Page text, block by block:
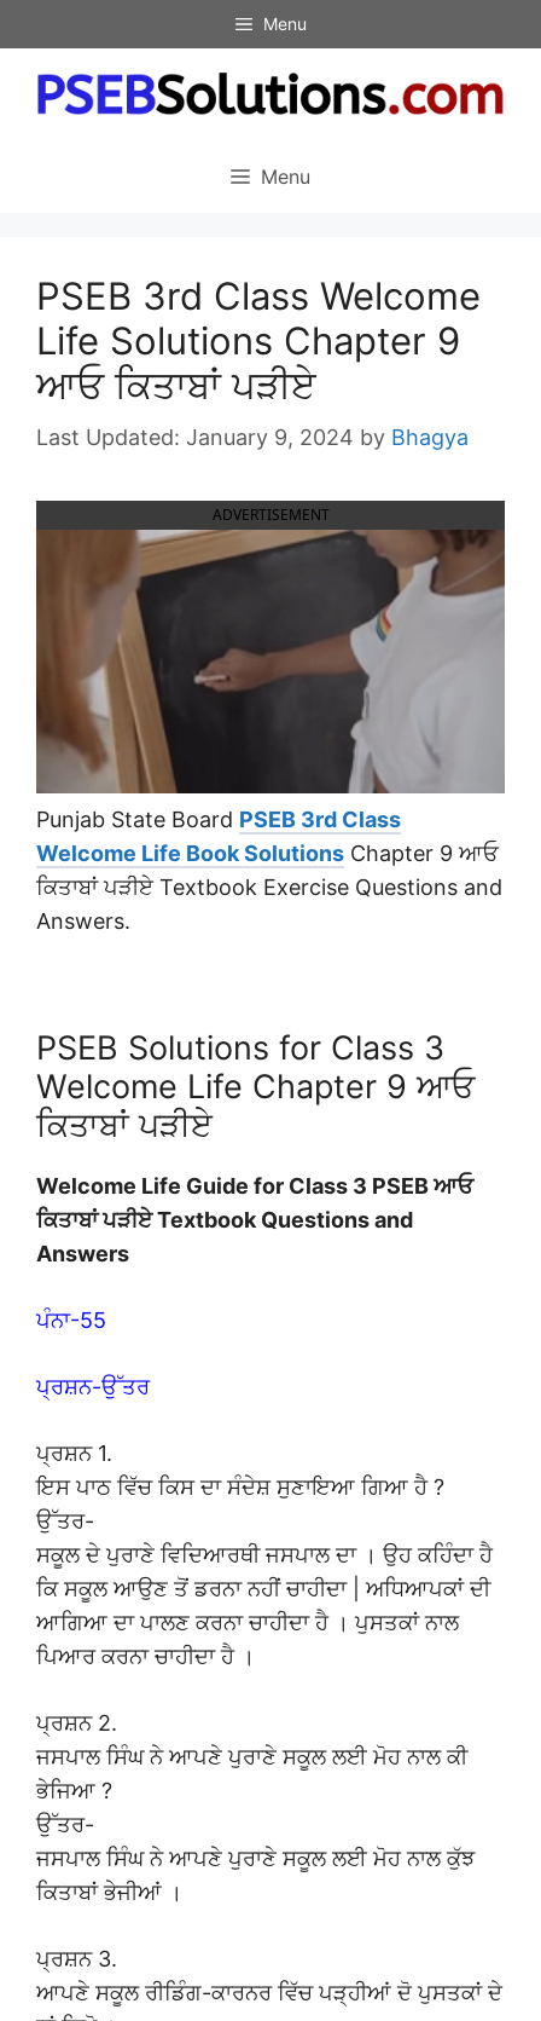
to
content
Menu
Menu
PSEB 3rd Class Welcome
Life Solutions Chapter 9
ਆਓ ਕਿਤਾਬਾਂ ਪੜੀਏ
January 9, 2024 by Bhagya
ADVERTISEMENT
Punjab State Board PSEB 3rd Class
Welcome Life Book Solutions Chapter 9 ਆਓ
ਕਿਤਾਬਾਂ ਪੜੀਏ Textbook Exercise Questions and
Answers.
PSEB Solutions for Class 3
Welcome Life Chapter 9 ਆਓ
ਕਿਤਾਬਾਂ ਪੜੀਏ
Welcome Life Guide for Class 3 PSEB ਆਓ
ਕਿਤਾਬਾਂ ਪੜੀਏ Textbook Questions and
Answers
ਪੰਨਾ-55
ਪ੍ਰਸ਼ਨ-ਉੱਤਰ
ਪ੍ਰਸ਼ਨ 1.
ਇਸ ਪਾਠ ਵਿੱਚ ਕਿਸ ਦਾ ਸੰਦੇਸ਼ ਸੁਣਾਇਆ ਗਿਆ ਹੈ ?
ਉੱਤਰ-
ਸਕੂਲ ਦੇ ਪੁਰਾਣੇ ਵਿਦਿਆਰਥੀ ਜਸਪਾਲ ਦਾ । ਉਹ ਕਹਿੰਦਾ ਹੈ
ਕਿ ਸਕੂਲ ਆਉਣ ਤੋਂ ਡਰਨਾ ਨਹੀਂ ਚਾਹੀਦਾ | ਅਧਿਆਪਕਾਂ ਦੀ
ਆਗਿਆ ਦਾ ਪਾਲਣ ਕਰਨਾ ਚਾਹੀਦਾ ਹੈ । ਪੁਸਤਕਾਂ ਨਾਲ
ਪਿਆਰ ਕਰਨਾ ਚਾਹੀਦਾ ਹੈ ।
ਪ੍ਰਸ਼ਨ 2.
ਜਸਪਾਲ ਸਿੰਘ ਨੇ ਆਪਣੇ ਪੁਰਾਣੇ ਸਕੂਲ ਲਈ ਮੋਹ ਨਾਲ ਕੀ
ਭੇਜਿਆ ?
ਉੱਤਰ-
ਜਸਪਾਲ ਸਿੰਘ ਨੇ ਆਪਣੇ ਪੁਰਾਣੇ ਸਕੂਲ ਲਈ ਮੋਹ ਨਾਲ ਕੁੱਝ
ਕਿਤਾਬਾਂ ਭੇਜੀਆਂ ।
ਪ੍ਰਸ਼ਨ 3.
ਆਪਣੇ ਸਕੂਲ ਰੀਡਿੰਗ-ਕਾਰਨਰ ਵਿੱਚ ਪੜ੍ਹੀਆਂ ਦੋ ਪੁਸਤਕਾਂ ਦੇ